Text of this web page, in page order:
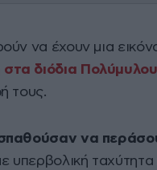
να έχουν μια
διόδια
τους.
να
υπερβολική